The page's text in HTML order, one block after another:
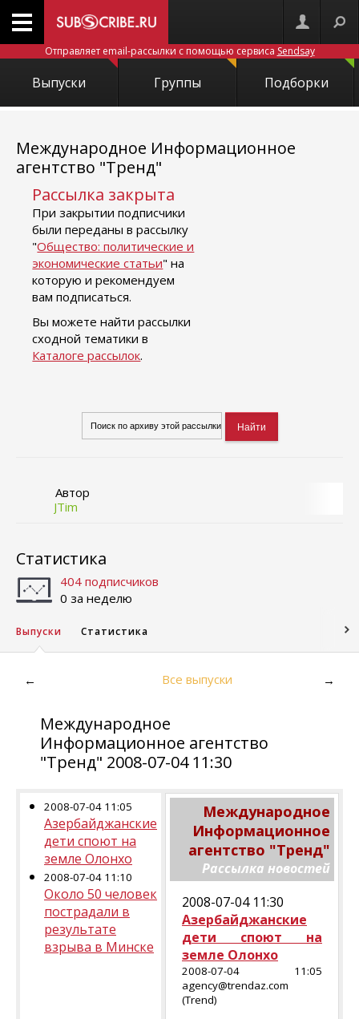
Отправляет email-рассылки с помощью сервиса Sendsay
Выпуски Группы Подборки
Международное Информационное
агентство "Тренд"
Рассылка закрыта
При закрытии подписчики
были переданы в рассылку
"Общество: политические и
экономические статьи" на
которую и рекомендуем
вам подписаться.
Вы можете найти рассылки
сходной тематики в
Каталоге рассылок.
Автор
JTim
Статистика
404 подписчиков
0 за неделю
Выпуски Статистика
← Все выпуски →
Международное
Информационное агентство
"Тренд" 2008-07-04 11:30
2008-07-04 11:05
Азербайджанские
дети споют на
земле Олонхо
2008-07-04 11:10
Около 50 человек
пострадали в
результате
взрыва в Минске
Международное
Информационное
агентство "Тренд"
Рассылка новостей
2008-07-04 11:30
Азербайджанские
дети споют на
земле Олонхо
2008-07-04 11:05
agency@trendaz.com
(Trend)